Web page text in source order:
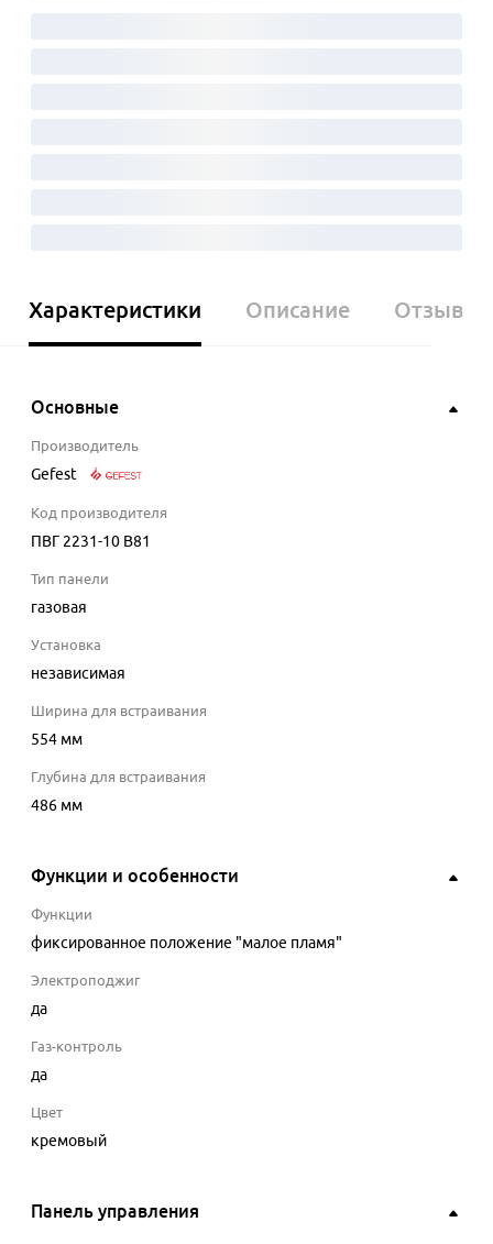
Характеристики Описание Отзывы
Основные
Производитель
Gefest
Код производителя
ПВГ 2231-10 В81
Тип панели
газовая
Установка
независимая
Ширина для встраивания
554 мм
Глубина для встраивания
486 мм
Функции и особенности
Функции
фиксированное положение "малое пламя"
Электроподжиг
да
Газ-контроль
да
Цвет
кремовый
Панель управления